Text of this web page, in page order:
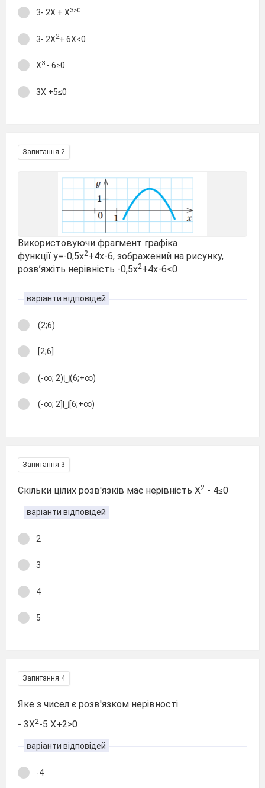
3- 2Х + Х3>0
3- 2Х2+ 6Х<0
Х3 - 6≥0
3Х +5≤0
Запитання 2
Використовуючи фрагмент графіка
функції у=-0,5х2+4х-6, зображений на рисунку,
розв’яжіть нерівність -0,5х2+4х-6<0
варіанти відповідей
(2;6)
[2;6]
(-∞; 2)⋃(6;+∞)
(-∞; 2]⋃[6;+∞)
Запитання 3
Скільки цілих розв'язків має нерівність Х2 - 4≤0
варіанти відповідей
2
3
4
5
Запитання 4
Яке з чисел є розв'язком нерівності
- 3Х2-5 Х+2>0
варіанти відповідей
-4